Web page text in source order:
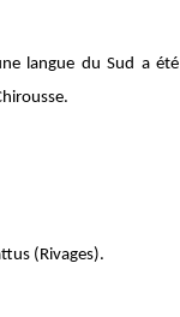
langue du Sud a été
(Rivages).